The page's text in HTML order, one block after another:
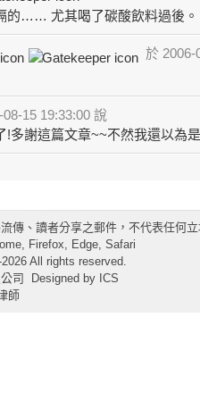
的…… 尤其喝了碳酸飲料過後。
於 2006-
15 19:33:00 說
!多謝這篇文章~~不然我還以為
傳、讀者分享之郵件，不代表任何
Firefox, Edge, Safari
All rights reserved.
司
Designed by ICS
師